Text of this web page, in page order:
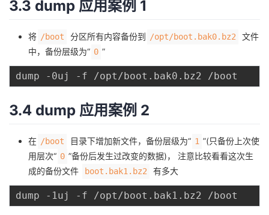
3.3 dump 应用案例 1
将 /boot 分区所有内容备份到 /opt/boot.bak0.bz2
文件
中，备份层级为“ 0 ”
3.4 dump 应用案例 2
在 /boot 目录下增加新文件，备份层级为“ 1 ”(只备份上次使
用层次“ 0 ”备份后发生过改变的数据)， 注意比较看看这次生
成的备份文件
boot.bak1.bz2 有多大